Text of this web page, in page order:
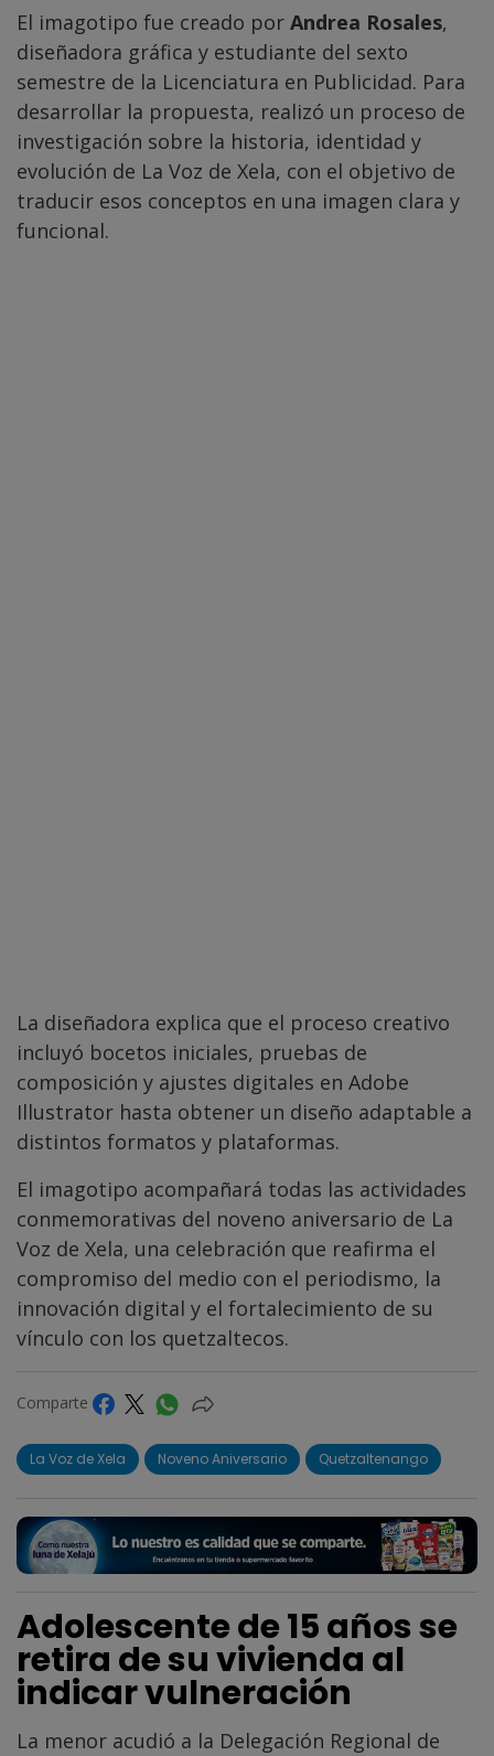
El imagotipo fue creado por Andrea Rosales,
diseñadora gráfica y estudiante del sexto
semestre de la Licenciatura en Publicidad. Para
desarrollar la propuesta, realizó un proceso de
investigación sobre la historia, identidad y
evolución de La Voz de Xela, con el objetivo de
traducir esos conceptos en una imagen clara y
funcional.
La diseñadora explica que el proceso creativo
incluyó bocetos iniciales, pruebas de
composición y ajustes digitales en Adobe
Illustrator hasta obtener un diseño adaptable a
distintos formatos y plataformas.
El imagotipo acompañará todas las actividades
conmemorativas del noveno aniversario de La
Voz de Xela, una celebración que reafirma el
compromiso del medio con el periodismo, la
innovación digital y el fortalecimiento de su
vínculo con los quetzaltecos.
Comparte
La Voz de Xela Noveno Aniversario Quetzaltenango
Adolescente de 15 años se
retira de su vivienda al
indicar vulneración
La menor acudió a la Delegación Regional de